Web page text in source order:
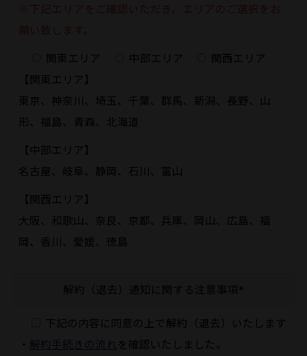
関東エリア 中部エリア
関西エリア
【関東エリア】
東京、神奈川、埼玉、千葉、群馬、新潟、長野、山
形、福島、青森、北海道
【中部エリア】
名古屋、岐阜、静岡、石川、富山
【関西エリア】
大阪、和歌山、奈良、京都、兵庫、岡山、広島、福
岡、香川、愛媛、徳島
解約（退去）通知に関する注意事項*
下記の内容に同意の上で解約（退去）いたします
・
を確認いたしました。